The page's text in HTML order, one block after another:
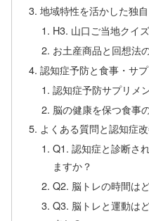
地域特性を活かした独
H3. 山口ご当地クイ
お土産商品と回想法
認知症予防と食事・サ
認知症予防サプリメ
脳の健康を保つ食事
よくある質問と認知症
Q1. 認知症と診断さ
ますか？
Q2. 脳トレの時間は
Q3. 脳トレと運動は